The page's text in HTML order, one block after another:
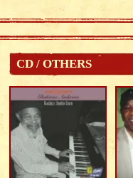
CD / OTHERS